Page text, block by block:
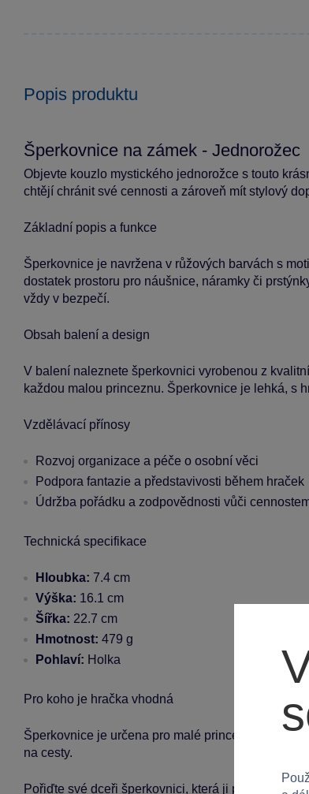
Popis produktu
Šperkovnice na zámek - Jednorožec
Objevte kouzlo mystického jednorožce s touto
chtějí chránit své cennosti a zároveň mít stylový
Základní popis a funkce
Šperkovnice je navržena v růžových barvách s
dostatek prostoru pro náušnice, náramky či
vždy v bezpečí.
Obsah balení a design
V balení naleznete šperkovnici vyrobenou z
každou malou princeznu. Šperkovnice je lehká, s
Vzdělávací přínosy
Rozvoj organizace a péče o osobní věci
Podpora fantazie a představivosti během hraček
Údržba pořádku a zodpovědnosti vůči
Technická specifikace
Hloubka: 7.4 cm
Výška: 16.1 cm
Šířka: 22.7 cm
Hmotnost: 479 g
Pohlaví: Holka
Pro koho je hračka vhodná
Šperkovnice je určena pro malé princezny, ideální
na cesty.
Pořiďte své dceři šperkovnici, která ji potěší a